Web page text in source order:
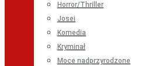
Horror/Thriller
Josei
Komedia
Kryminał
Moce nadprzyrodzone